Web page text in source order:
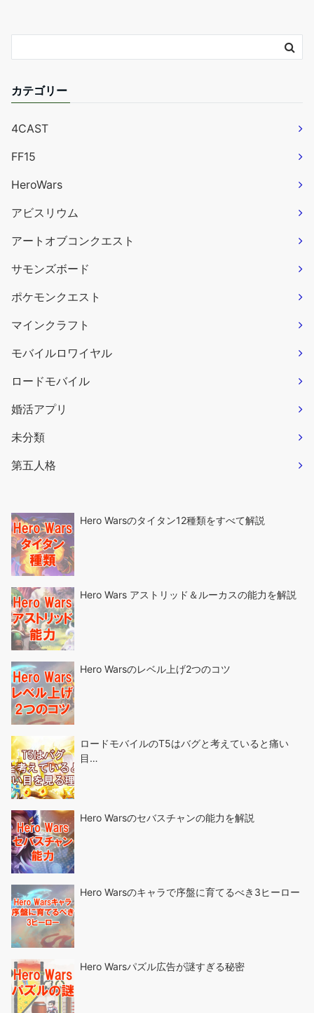
カテゴリー
4CAST
FF15
HeroWars
アビスリウム
アートオブコンクエスト
サモンズボード
ポケモンクエスト
マインクラフト
モバイルロワイヤル
ロードモバイル
婚活アプリ
未分類
第五人格
Hero Warsのタイタン12種類をすべて解説
Hero Wars アストリッド＆ルーカスの能力を解説
Hero Warsのレベル上げ2つのコツ
ロードモバイルのT5はバグと考えていると痛い
目…
Hero Warsのセバスチャンの能力を解説
Hero Warsのキャラで序盤に育てるべき3ヒーロー
Hero Warsパズル広告が謎すぎる秘密